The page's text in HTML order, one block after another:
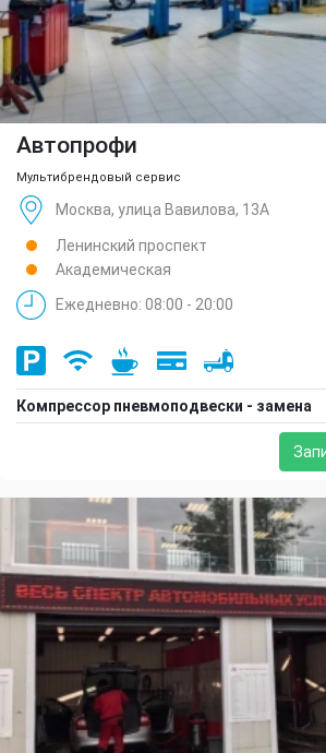
Автопрофи
Мультибрендовый сервис
Москва, улица Вавилова, 13А
Ленинский проспект
Академическая
Ежедневно: 08:00 - 20:00
Компрессор пневмоподвески - замена